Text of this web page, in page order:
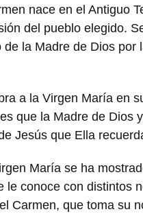
nace en el Antiguo
del pueblo elegido.
la Madre de Dios por
a la Virgen María en
que la Madre de Dios
Jesús que Ella
María se ha
le conoce con distintos
Carmen, que toma su